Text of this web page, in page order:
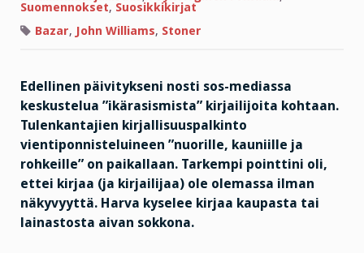
Suomennokset, Suosikkikirjat
Bazar, John Williams, Stoner
Edellinen päivitykseni nosti sos-mediassa
keskustelua ”ikärasismista” kirjailijoita kohtaan.
Tulenkantajien kirjallisuuspalkinto
vientiponnisteluineen ”nuorille, kauniille ja
rohkeille” on paikallaan. Tarkempi pointtini oli,
ettei kirjaa (ja kirjailijaa) ole olemassa ilman
näkyvyyttä. Harva kyselee kirjaa kaupasta tai
lainastosta aivan sokkona.